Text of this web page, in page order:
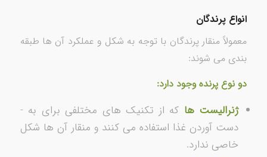
انواع پرندگان
معمولاً منقار پرندگان با توجه به شکل و عملکرد آن­ ها طبقه
­بندی می ­شوند:
دو نوع پرنده وجود دارد:
ژنرالیست ­هاکه از تکنیک­ های مختلفی برای به ­
دست آوردن غذا استفاده می­ کنند و منقار آن­ ها شکل
خاصی ندارد.